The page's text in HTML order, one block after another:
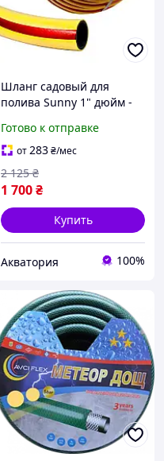
Шланг садовый для
полива Sunny 1" дюйм -
Готово к отправке
от283₴/мес
1 700₴
2 125 ₴
Купить
Акватория 100%